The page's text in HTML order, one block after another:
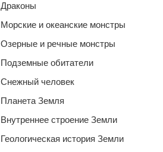
Драконы
Морские и океанские монстры
Озерные и речные монстры
Подземные обитатели
Снежный человек
Планета Земля
Внутреннее строение Земли
Геологическая история Земли